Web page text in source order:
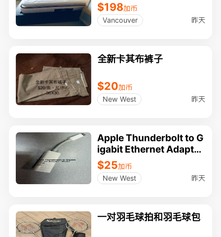
$198加币
Vancouver
昨天
全新卡其布裤子
$20加币
New West
昨天
Apple Thunderbolt to G
igabit Ethernet Adapter
- Model A1433
$25加币
New West
昨天
一对羽毛球拍和羽毛球包